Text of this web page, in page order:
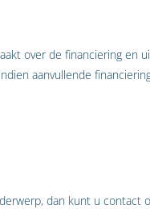
over de financiering en
aanvullende
dan kunt u contact